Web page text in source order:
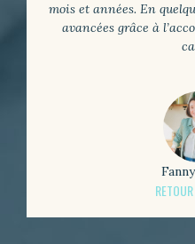
mois et années. En
avancées grâce à